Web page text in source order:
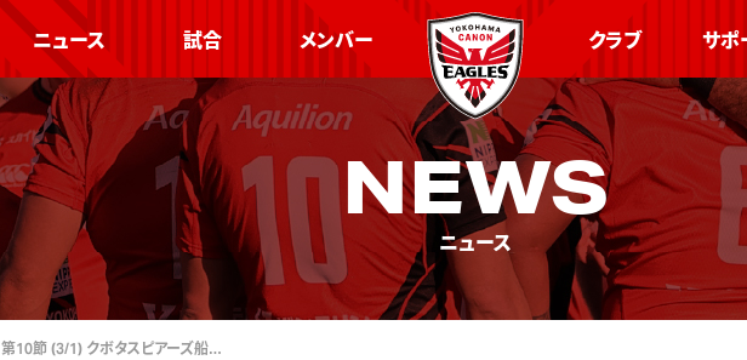
ニュース 試合 メンバー クラブ サポ
NEWS
ニュース
第10節 (3/1) クボタスピアーズ船…